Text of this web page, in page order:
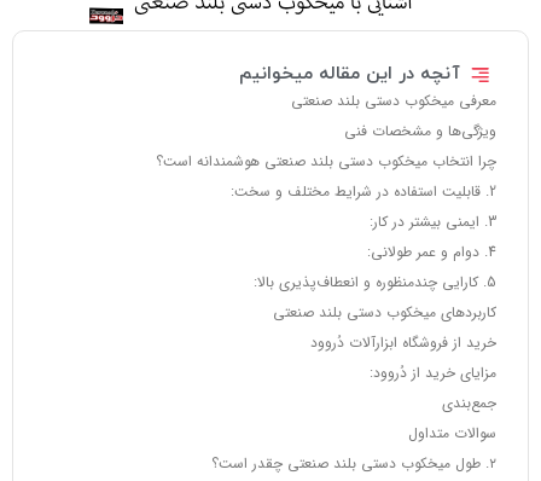
آنچه در این مقاله میخوانیم
معرفی میخکوب دستی بلند صنعتی
ویژگی‌ها و مشخصات فنی
چرا انتخاب میخکوب دستی بلند صنعتی هوشمندانه است؟
2. قابلیت استفاده در شرایط مختلف و سخت:
3. ایمنی بیشتر در کار:
4. دوام و عمر طولانی:
5. کارایی چندمنظوره و انعطاف‌پذیری بالا:
کاربردهای میخکوب دستی بلند صنعتی
خرید از فروشگاه ابزارآلات دُروود
مزایای خرید از دُروود:
جمع‌بندی
سوالات متداول
۲. طول میخکوب دستی بلند صنعتی چقدر است؟